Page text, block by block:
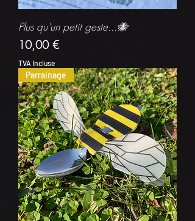
Plus qu'un petit geste...🐝
Prix
10,00 €
TVA Incluse
Parrainage